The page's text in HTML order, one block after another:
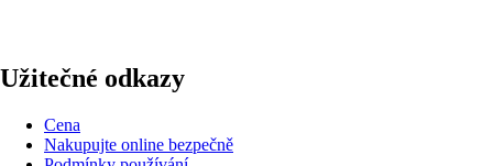
Užitečné odkazy
Cena
Nakupujte online bezpečně